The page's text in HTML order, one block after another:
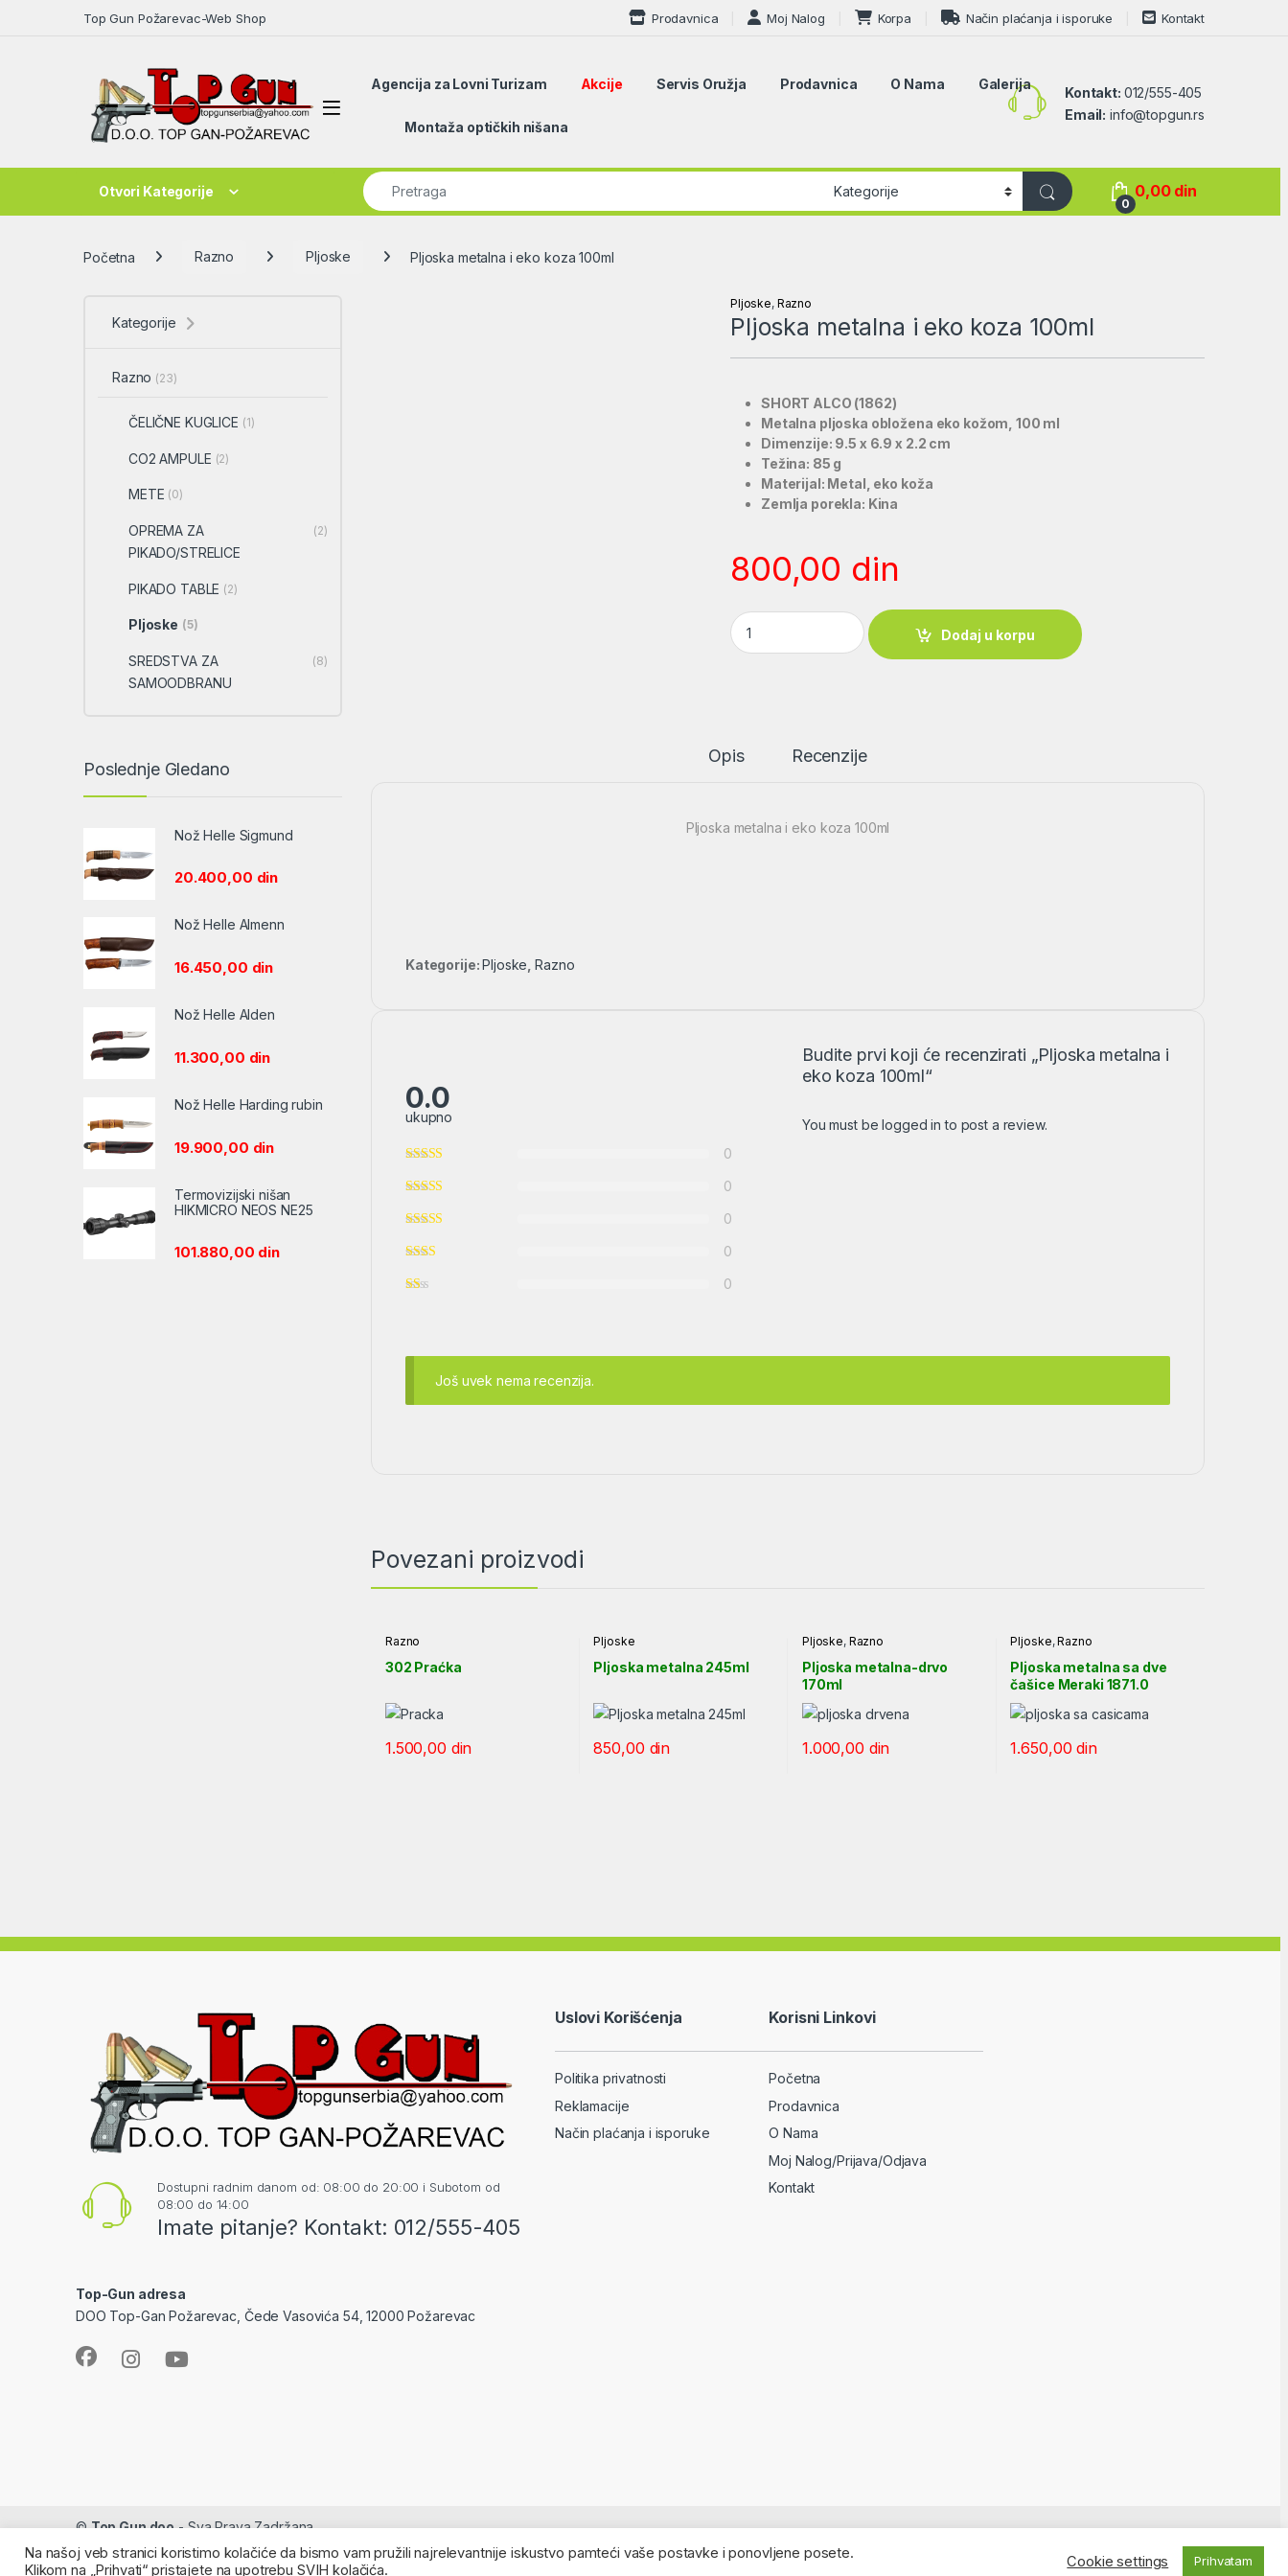
Top Gun Požarevac-Web Shop Prodavnica Moj Nalog Korpa Način plaćanja i isporuke Kontakt
Open
Agencija za Lovni Turizam Akcije Servis Oružja Prodavnica O Nama Galerija
Montaža optičkih nišana
Kontakt: 012/555-405
Email: info@topgun.rs
Otvori Kategorije
Search for:
0
0,00 din
Početna Razno Pljoske Pljoska metalna i eko koza 100ml
Pljoske, Razno
Pljoska metalna i eko koza 100ml
SHORT ALCO (1862)
Metalna pljoska obložena eko kožom, 100 ml
Dimenzije: 9.5 x 6.9 x 2.2 cm
Težina: 85 g
Materijal: Metal, eko koža
Zemlja porekla: Kina
800,00 din
Pljoska metalna i eko koza 100ml quantity
Dodaj u korpu
Opis Recenzije
Pljoska metalna i eko koza 100ml
Kategorije:Pljoske ,Razno
0.0
ukupno
0
0
0
0
0
Budite prvi koji će recenzirati „Pljoska metalna i
eko koza 100ml“
You must belogged in to post a review.
Još uvek nema recenzija.
Povezani proizvodi
Razno
302 Praćka
1.500,00 din
Pljoske
Pljoska metalna 245ml
850,00 din
Pljoske, Razno
Pljoska metalna-drvo
170ml
1.000,00 din
Pljoske,Razno
Pljoska metalna sa dve
čašice Meraki 1871.0
1.650,00din
Kategorije
Razno (23)
ČELIČNE KUGLICE (1)
CO2 AMPULE (2)
METE (0)
OPREMA ZA
PIKADO/STRELICE
(2)
PIKADO TABLE (2)
Pljoske (5)
SREDSTVA ZA
SAMOODBRANU
(8)
Poslednje Gledano
Nož Helle Sigmund
20.400,00 din
Nož Helle Almenn
16.450,00 din
Nož Helle Alden
11.300,00 din
Nož Helle Harding rubin
19.900,00 din
Termovizijski nišan
HIKMICRO NEOS NE25
101.880,00 din
Dostupni radnim danom od: 08:00 do 20:00 i Subotom od
08:00 do 14:00
Imate pitanje? Kontakt: 012/555-405
Top-Gun adresa
DOO Top-Gan Požarevac, Čede Vasovića 54, 12000 Požarevac
Uslovi Korišćenja
Politika privatnosti
Reklamacije
Način plaćanja i isporuke
Korisni Linkovi
Početna
Prodavnica
O Nama
Moj Nalog/Prijava/Odjava
Kontakt
©Top Gun doo- Sva Prava Zadržana
Na našoj veb stranici koristimo kolačiće da bismo vam pružili najrelevantnije iskustvo pamteći vaše postavke i ponovljene posete.
Klikom na „Prihvati“ pristajete na upotrebu SVIH kolačića.
Cookie settings Prihvatam